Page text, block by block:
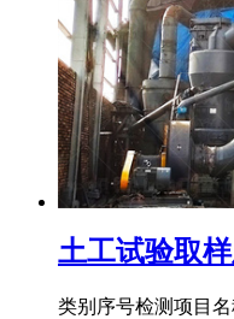
土工试验取
类别序号检测项目